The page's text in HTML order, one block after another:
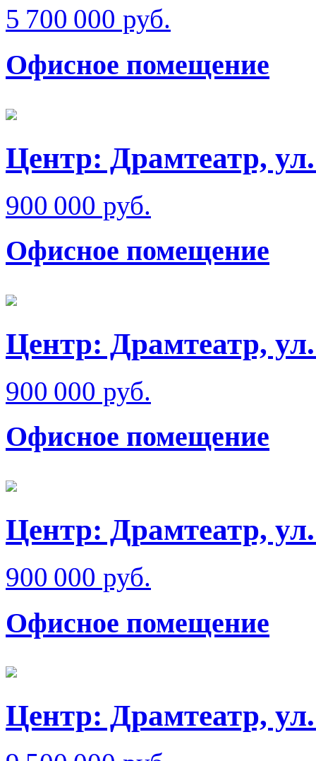
5 700 000 руб.
Офисное помещение
Центр: Драмтеатр,
900 000 руб.
Офисное помещение
Центр: Драмтеатр,
900 000 руб.
Офисное помещение
Центр: Драмтеатр,
900 000 руб.
Офисное помещение
Центр: Драмтеатр,